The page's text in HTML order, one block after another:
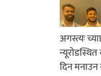
अगस्त्यः
दिन